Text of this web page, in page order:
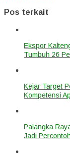
Pos terkait
Ekspor
Tumbuh 26
Kejar Target
Kompetensi
Palangka
Jadi